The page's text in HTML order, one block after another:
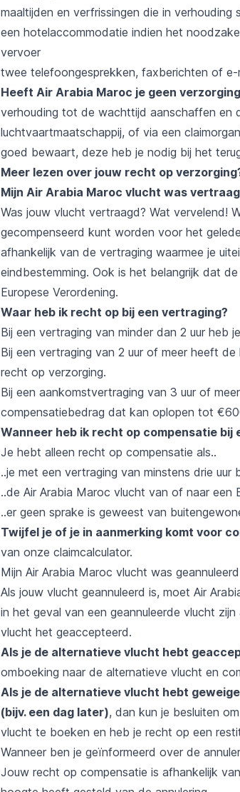
maaltijden en verfrissingen die in
een hotelaccommodatie indien het
vervoer
twee telefoongesprekken, faxberichten of e-
Heeft Air Arabia Maroc je geen
verhouding tot de wachttijd aanschaffen en
luchtvaartmaatschappij, of via een
goed bewaart, deze heb je nodig bij het
Meer lezen over jouw recht op
Mijn Air Arabia Maroc vlucht was
Was jouw vlucht vertraagd? Wat vervelend!
gecompenseerd kunt worden voor het
afhankelijk van de vertraging waarmee je
eindbestemming. Ook is het belangrijk dat
Europese Verordening.
Waar heb ik recht op bij een vertraging?
Bij een vertraging van minder dan 2 uur heb
Bij een vertraging van 2 uur of meer heeft
recht op verzorging.
Bij een aankomstvertraging van 3 uur of
compensatiebedrag dat kan oplopen tot
Wanneer heb ik recht op compensatie bij
Je hebt alleen recht op compensatie als..
..je met een vertraging van minstens drie
..de Air Arabia Maroc vlucht van of naar een
..er geen sprake is geweest van
Twijfel je of je in aanmerking komt voor
van onze claimcalculator.
Mijn Air Arabia Maroc vlucht was geannuleerd
Als jouw vlucht geannuleerd is, moet Air
in het geval van een geannuleerde vlucht
vlucht het geaccepteerd.
Als je de alternatieve vlucht hebt
omboeking naar de alternatieve vlucht en
Als je de alternatieve vlucht hebt
(bijv. een dag later), dan kun je besluiten
vlucht te boeken en heb je recht op een
Wanneer ben je geïnformeerd over de
Jouw recht op compensatie is afhankelijk